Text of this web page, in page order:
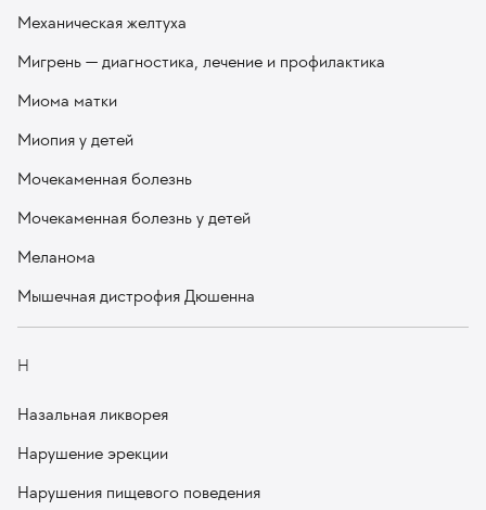
Механическая желтуха
Мигрень — диагностика, лечение и профилактика
Миома матки
Миопия у детей
Мочекаменная болезнь
Мочекаменная болезнь у детей
Меланома
Мышечная дистрофия Дюшенна
Н
Назальная ликворея
Нарушение эрекции
Нарушения пищевого поведения